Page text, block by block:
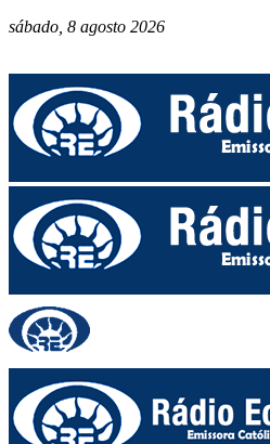
sábado, 8 agosto 2026